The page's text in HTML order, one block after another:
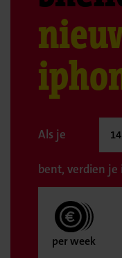
Als je
bent, verdien je
per week